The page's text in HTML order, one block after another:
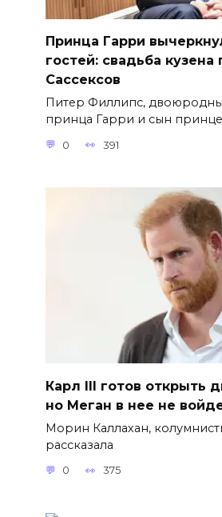
Принца Гарри
гостей: свадьба кузена
Сассексов
Питер Филлипс,
принца Гарри и сын
0 391
Карл III готов открыть
но Меган в нее не
Морин Каллахан,
рассказала
0 375